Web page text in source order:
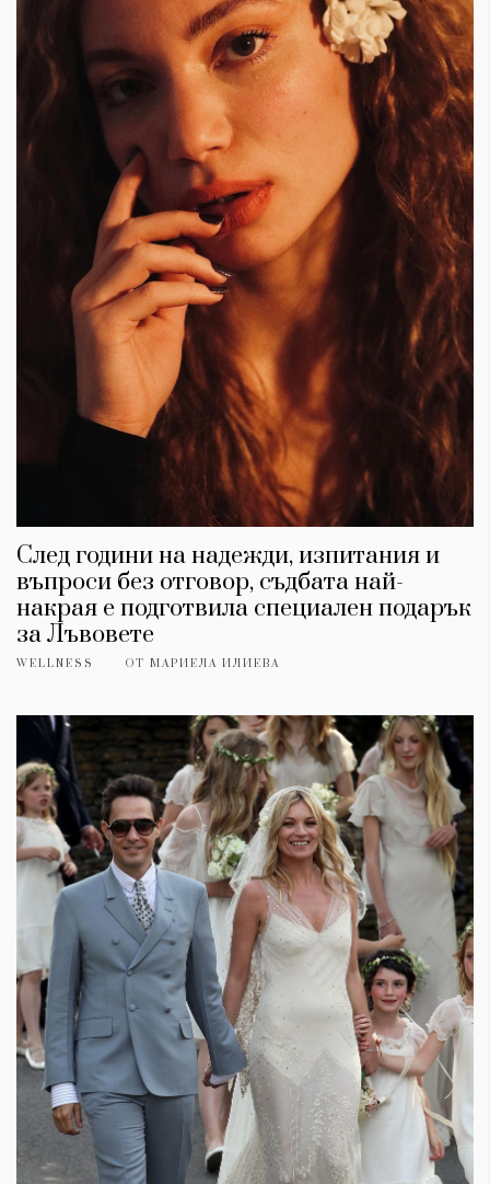
След години на надежди, изпитания и
въпроси без отговор, съдбата най-
накрая е подготвила специален подарък
за Лъвовете
WELLNESS ОТ МАРИЕЛА ИЛИЕВА